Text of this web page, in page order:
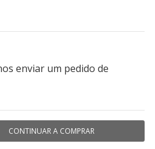
enviar um pedido de
CONTINUAR A COMPRAR